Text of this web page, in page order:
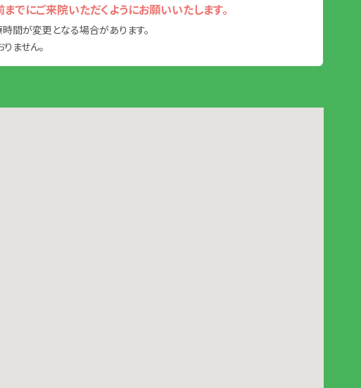
でにご来院いただくようにお願いいたします。
間が変更となる場合があります。
ません。